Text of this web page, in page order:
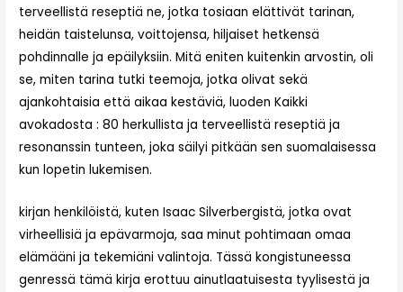
terveellistä reseptiä ne, jotka tosiaan elättivät tarinan,
heidän taistelunsa, voittojensa, hiljaiset hetkensä
pohdinnalle ja epäilyksiin. Mitä eniten kuitenkin arvostin, oli
se, miten tarina tutki teemoja, jotka olivat sekä
ajankohtaisia että aikaa kestäviä, luoden Kaikki
avokadosta : 80 herkullista ja terveellistä reseptiä ja
resonanssin tunteen, joka säilyi pitkään sen suomalaisessa
kun lopetin lukemisen.
kirjan henkilöistä, kuten Isaac Silverbergistä, jotka ovat
virheellisiä ja epävarmoja, saa minut pohtimaan omaa
elämääni ja tekemiäni valintoja. Tässä kongistuneessa
genressä tämä kirja erottuu ainutlaatuisesta tyylisestä ja